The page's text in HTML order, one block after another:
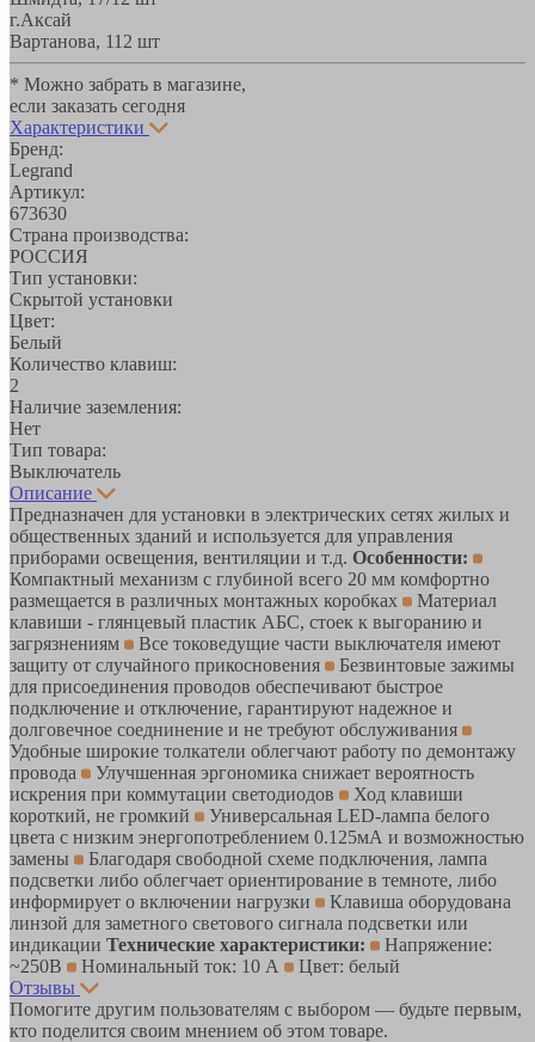
г.Аксай
Вартанова, 11 2 шт
* Можно забрать в магазине,
если заказать сегодня
Характеристики
Бренд:
Legrand
Артикул:
673630
Страна производства:
РОССИЯ
Тип установки:
Скрытой установки
Цвет:
Белый
Количество клавиш:
2
Наличие заземления:
Нет
Тип товара:
Выключатель
Описание
Предназначен для установки в электрических сетях жилых и
общественных зданий и используется для управления
приборами освещения, вентиляции и т.д. Особенности:
Компактный механизм с глубиной всего 20 мм комфортно
размещается в различных монтажных коробках
Материал
клавиши - глянцевый пластик АБС, стоек к выгоранию и
загрязнениям
Все токоведущие части выключателя имеют
защиту от случайного прикосновения
Безвинтовые зажимы
для присоединения проводов обеспечивают быстрое
подключение и отключение, гарантируют надежное и
долговечное соеднинение и не требуют обслуживания
Удобные широкие толкатели облегчают работу по демонтажу
провода
Улучшенная эргономика снижает вероятность
искрения при коммутации светодиодов
Ход клавиши
короткий, не громкий
Универсальная LED-лампа белого
цвета с низким энергопотреблением 0.125мА и возможностью
замены
Благодаря свободной схеме подключения, лампа
подсветки либо облегчает ориентирование в темноте, либо
информирует о включении нагрузки
Клавиша оборудована
линзой для заметного светового сигнала подсветки или
индикации Технические характеристики:
Напряжение:
~250В
Номинальный ток: 10 А
Цвет: белый
Отзывы
Помогите другим пользователям с выбором — будьте первым,
кто поделится своим мнением об этом товаре.